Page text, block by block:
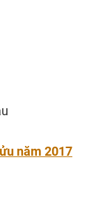
năm 2017